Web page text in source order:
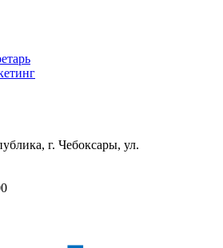
г. Чебоксары, ул.